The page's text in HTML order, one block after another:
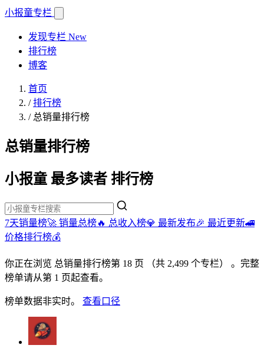
小报童专栏
发现专栏 New
排行榜
博客
首页
/排行榜
/ 总销量排行榜
总销量排行榜
小报童 最多读者 排行榜
7天销量榜🚀 销量总榜🔥 总收入榜💎 最新发布🎉 最近更新🚄
价格排行榜💰
你正在浏览 总销量排行榜第 18 页 （共 2,499 个专栏）
。完整
榜单请从第 1 页起查看。
榜单数据非实时。 查看口径